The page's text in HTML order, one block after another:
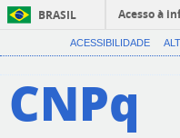
BRASIL
Acesso à
ACESSIBILIDADE
CNPq